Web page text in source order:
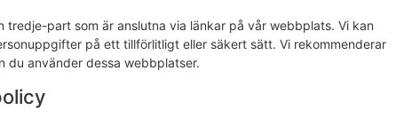
part som är anslutna via länkar på vår webbplats. Vi kan
på ett tillförlitligt eller säkert sätt. Vi rekommenderar
du använder dessa webbplatser.